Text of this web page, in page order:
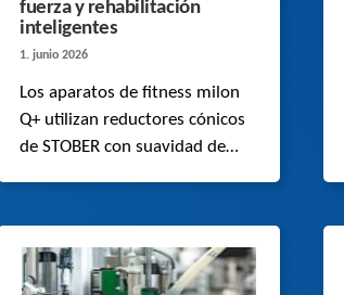
fuerza y rehabilitación
inteligentes
1. junio 2026
Los aparatos de fitness milon
Q+ utilizan reductores cónicos
de STOBER con suavidad de
aplicaciones de fitness y
rehabilitación.